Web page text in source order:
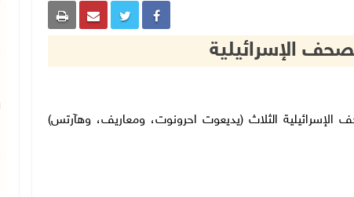
الإسرائيلية
الصحف الإسرائيلية الثلاث (يديعوت احرونوت، ومعاريف، وهآرتس)